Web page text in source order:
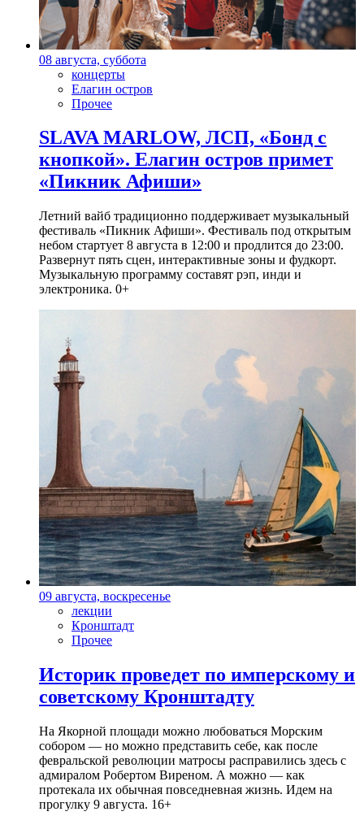
08 августа, суббота
концерты
Елагин остров
Прочее
SLAVA MARLOW, ЛСП, «Бонд с
кнопкой». Елагин остров примет
«Пикник Афиши»
Летний вайб традиционно поддерживает музыкальный
фестиваль «Пикник Афиши». Фестиваль под открытым
небом стартует 8 августа в 12:00 и продлится до 23:00.
Развернут пять сцен, интерактивные зоны и фудкорт.
Музыкальную программу составят рэп, инди и
электроника. 0+
09 августа, воскресенье
лекции
Кронштадт
Прочее
Историк проведет по имперскому и
советскому Кронштадту
На Якорной площади можно любоваться Морским
собором — но можно представить себе, как после
февральской революции матросы расправились здесь с
адмиралом Робертом Виреном. А можно — как
протекала их обычная повседневная жизнь. Идем на
прогулку 9 августа. 16+